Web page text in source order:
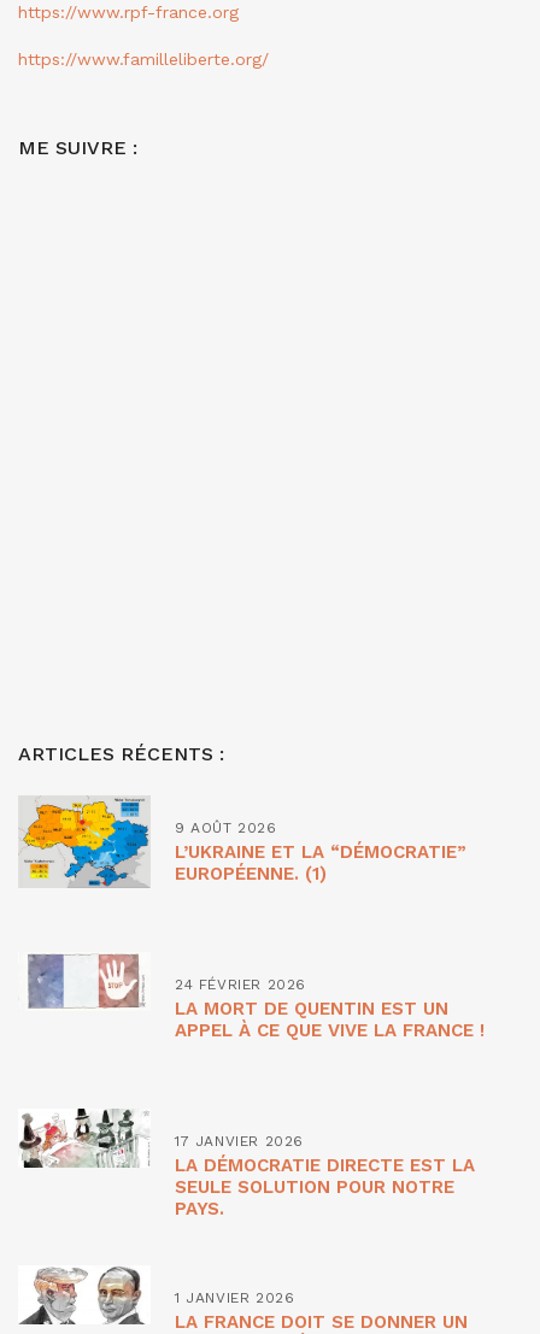
https://www.rpf-france.org
https://www.familleliberte.org/
ME SUIVRE :
ARTICLES RÉCENTS :
9 AOÛT 2026
L’UKRAINE ET LA “DÉMOCRATIE”
EUROPÉENNE. (1)
24 FÉVRIER 2026
LA MORT DE QUENTIN EST UN
APPEL À CE QUE VIVE LA FRANCE !
17 JANVIER 2026
LA DÉMOCRATIE DIRECTE EST LA
SEULE SOLUTION POUR NOTRE
PAYS.
1 JANVIER 2026
LA FRANCE DOIT SE DONNER UN